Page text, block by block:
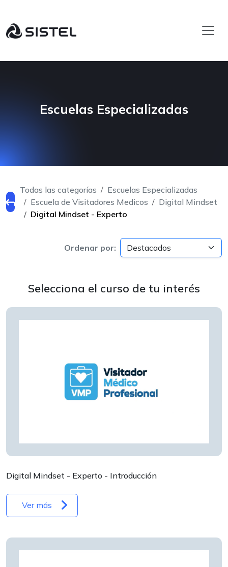
Escuelas Especializadas
Todas las categorías
Escuelas Especializadas
Escuela de Visitadores Medicos
Digital Mindset
Digital Mindset - Experto
Ordenar por:
Selecciona el curso de tu interés
Digital Mindset - Experto - Introducción
Ver más